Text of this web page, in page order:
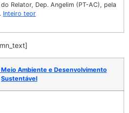
do Relator, Dep. Angelim (PT-AC), pela
Inteiro teor
Meio Ambiente e Desenvolvimento
Sustentável